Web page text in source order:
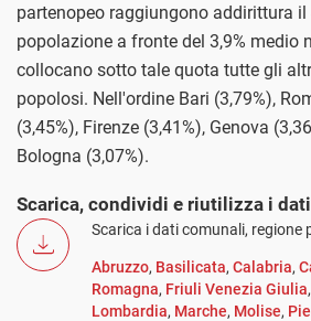
partenopeo raggiungono addirittura il
popolazione a fronte del 3,9% medio
collocano sotto tale quota tutte gli
popolosi. Nell'ordine Bari (3,79%),
(3,45%), Firenze (3,41%), Genova
Bologna (3,07%).
Scarica, condividi e riutilizza i dati
Scarica i dati comunali, regione
Abruzzo, Basilicata, Calabria,
Romagna, Friuli Venezia Giulia,
Lombardia, Marche, Molise,